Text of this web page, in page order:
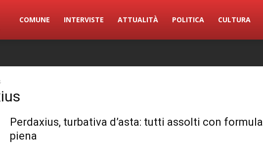
Carbonia.net
COMUNE INTERVISTE ATTUALITÀ POLITICA CULTURA
Perdaxius, turbativa d’asta: tutti assolti con formula
piena